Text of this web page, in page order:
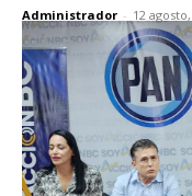
Administrador - 12